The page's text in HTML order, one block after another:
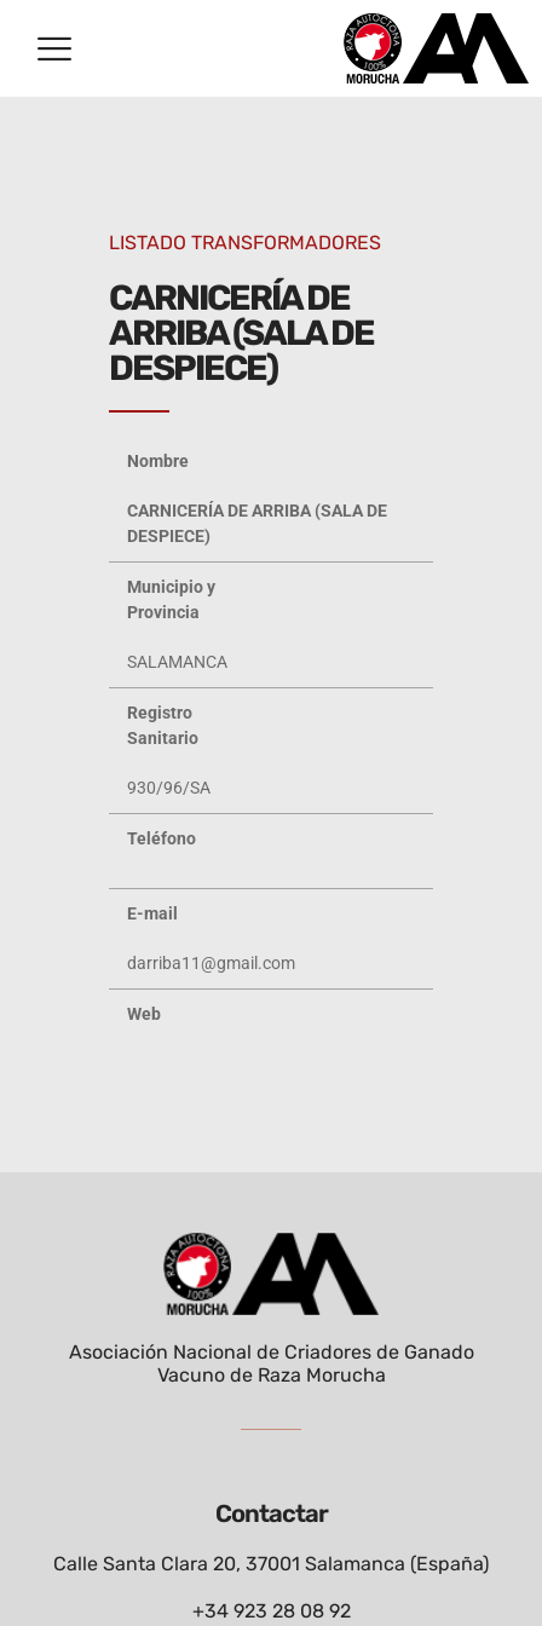
LISTADO TRANSFORMADORES
CARNICERÍA DE
ARRIBA (SALA DE
DESPIECE)
Nombre
CARNICERÍA DE ARRIBA (SALA DE
DESPIECE)
Municipio y
Provincia
SALAMANCA
Registro
Sanitario
930/96/SA
Teléfono
E-mail
darriba11@gmail.com
Web
Contactar
Calle Santa Clara 20, 37001 Salamanca (España)
+34 923 28 08 92
Asociación Nacional de Criadores de Ganado
Vacuno de Raza Morucha